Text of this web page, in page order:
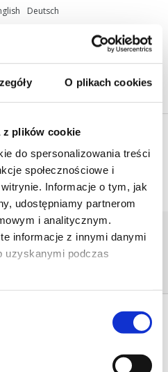
O plikach cookies
z plików cookie
do spersonalizowania treści
społecznościowe i
Informacje o tym, jak
udostępniamy partnerom
i analitycznym.
informacje z innymi danymi
uzyskanymi podczas
Deutsch
G3+ V3_STRONA_1
Materialien[:]